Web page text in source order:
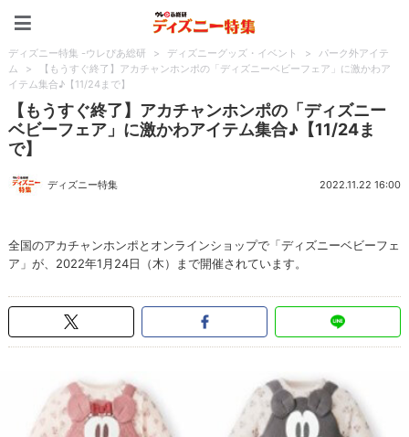
ディズニー特集 -ウレぴあ総研 > ディズニーグッズ・イベント >
パーク外アイテ
ム
>
【もうすぐ終了】アカチャンホンポの「ディズニーベビーフェア」に激かわア
イテム集合♪【11/24まで】
【もうすぐ終了】アカチャンホンポの「ディズニー
ベビーフェア」に激かわアイテム集合♪【11/24ま
で】
ディズニー特集 2022.11.22 16:00
全国のアカチャンホンポとオンラインショップで「ディズニーベビーフェ
ア」が、2022年1月24日（木）まで開催されています。